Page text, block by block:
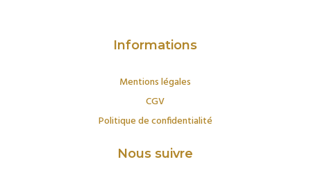
Informations
Mentions légales
CGV
Politique de confidentialité
Nous suivre